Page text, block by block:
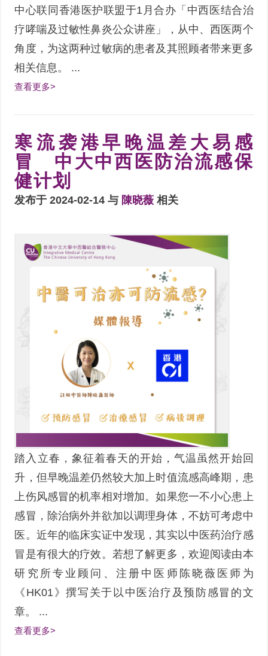
中心联同香港医护联盟于1月合办「中西医结合治
疗哮喘及过敏性鼻炎公众讲座」，从中、西医两个
角度，为这两种过敏病的患者及其照顾者带来更多
相关信息。 ...
查看更多>
寒流袭港早晚温差大易感
冒 中大中西医防治流感保
健计划
发布于 2024-02-14 与 陳晓薇相关
踏入立春，象征着春天的开始，气温虽然开始回
升，但早晚温差仍然较大加上时值流感高峰期，患
上伤风感冒的机率相对增加。如果您一不小心患上
感冒，除治病外并欲加以调理身体，不妨可考虑中
医。近年的临床实证中发现，其实以中医药治疗感
冒是有很大的疗效。若想了解更多，欢迎阅读由本
研究所专业顾问、注册中医师陈晓薇医师为
《HK01》撰写关于以中医治疗及预防感冒的文
章。 ...
查看更多>